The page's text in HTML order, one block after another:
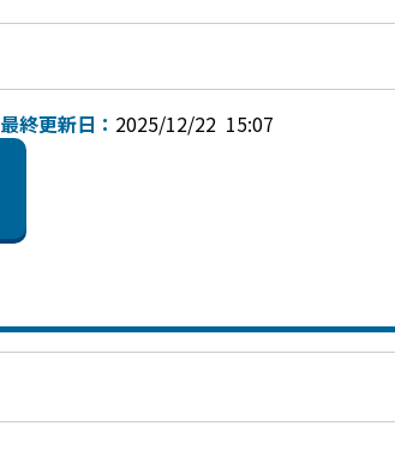
最終更新日： 2025/12/22 15:07